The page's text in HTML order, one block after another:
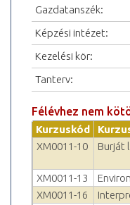
Gazdatanszék:
Képzési intézet:
Kezelési kör:
Tanterv:
Félévhez nem
Kurzuskód
XM0011-10
Burját
XM0011-13
XM0011-16